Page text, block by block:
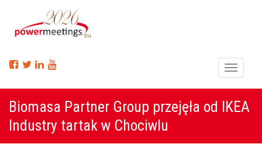
Menu
Biomasa Partner Group przejęła od IKEA
Industry tartak w Chociwlu